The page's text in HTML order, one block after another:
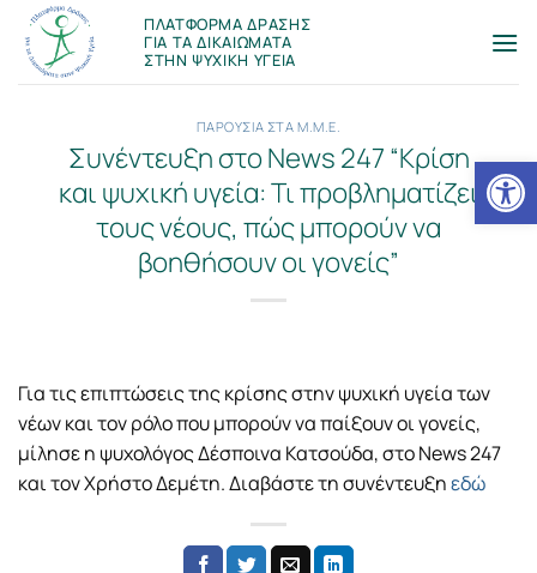
Μετάβαση
στο
περιεχόμενο
ΠΛΑΤΦΟΡΜΑ ΔΡΑΣΗΣ
ΓΙΑ ΤΑ ΔΙΚΑΙΩΜΑΤΑ
ΣΤΗΝ ΨΥΧΙΚΗ ΥΓΕΙΑ
ΠΑΡΟΥΣΙΑ ΣΤΑ Μ.Μ.Ε.
Συνέντευξη στο News 247 “Κρίση
και ψυχική υγεία: Τι προβληματίζει
τους νέους, πώς μπορούν να
βοηθήσουν οι γονείς”
Για τις επιπτώσεις της κρίσης στην ψυχική υγεία των
νέων και τον ρόλο που μπορούν να παίξουν οι γονείς,
μίλησε η ψυχολόγος Δέσποινα Κατσούδα, στο News 247
και τον Χρήστο Δεμέτη. Διαβάστε τη συνέντευξηεδώ